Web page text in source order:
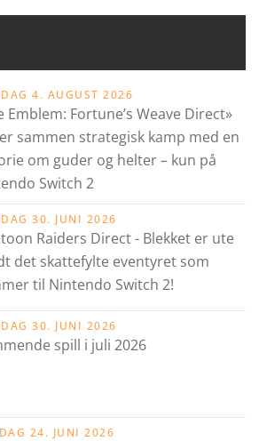
4. AUGUST 2026
Emblem: Fortune’s Weave Direct»
sammen strategisk kamp med en
om guder og helter – kun på
Switch 2
30. JUNI 2026
Raiders Direct - Blekket er ute
det skattefylte eventyret som
til Nintendo Switch 2!
30. JUNI 2026
spill i juli 2026
24. JUNI 2026